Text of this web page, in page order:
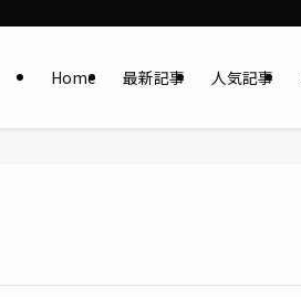
Home 最新記事 人気記事